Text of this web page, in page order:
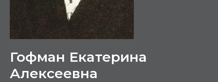
Гофман Екатерина
Алексеевна